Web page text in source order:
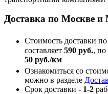
Доставка по Москве и
Стоимость доставки
составляет 590 руб., по
50 руб./км
Ознакомиться со
можно в разделе
Срок доставки - 1-2